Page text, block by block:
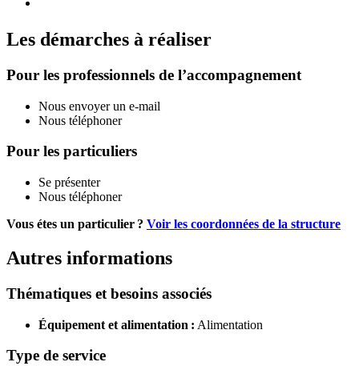
Les démarches à réaliser
Pour les professionnels de l’accompagnement
Nous envoyer un e-mail
Nous téléphoner
Pour les particuliers
Se présenter
Nous téléphoner
Vous étes un particulier ? Voir les coordonnées de la structure
Autres informations
Thématiques et besoins associés
Équipement et alimentation : Alimentation
Type de service